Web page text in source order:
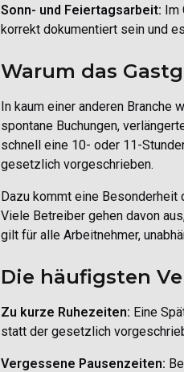
Sonn- und Feiertagsarbeit: Im
korrekt dokumentiert sein und
Warum das
In kaum einer anderen Branche
spontane Buchungen,
schnell eine 10- oder 11-
gesetzlich vorgeschrieben.
Dazu kommt eine Besonderheit
Viele Betreiber gehen davon
gilt für alle Arbeitnehmer,
Die häufigsten
Zu kurze Ruhezeiten: Eine
statt der gesetzlich
Vergessene Pausenzeiten: